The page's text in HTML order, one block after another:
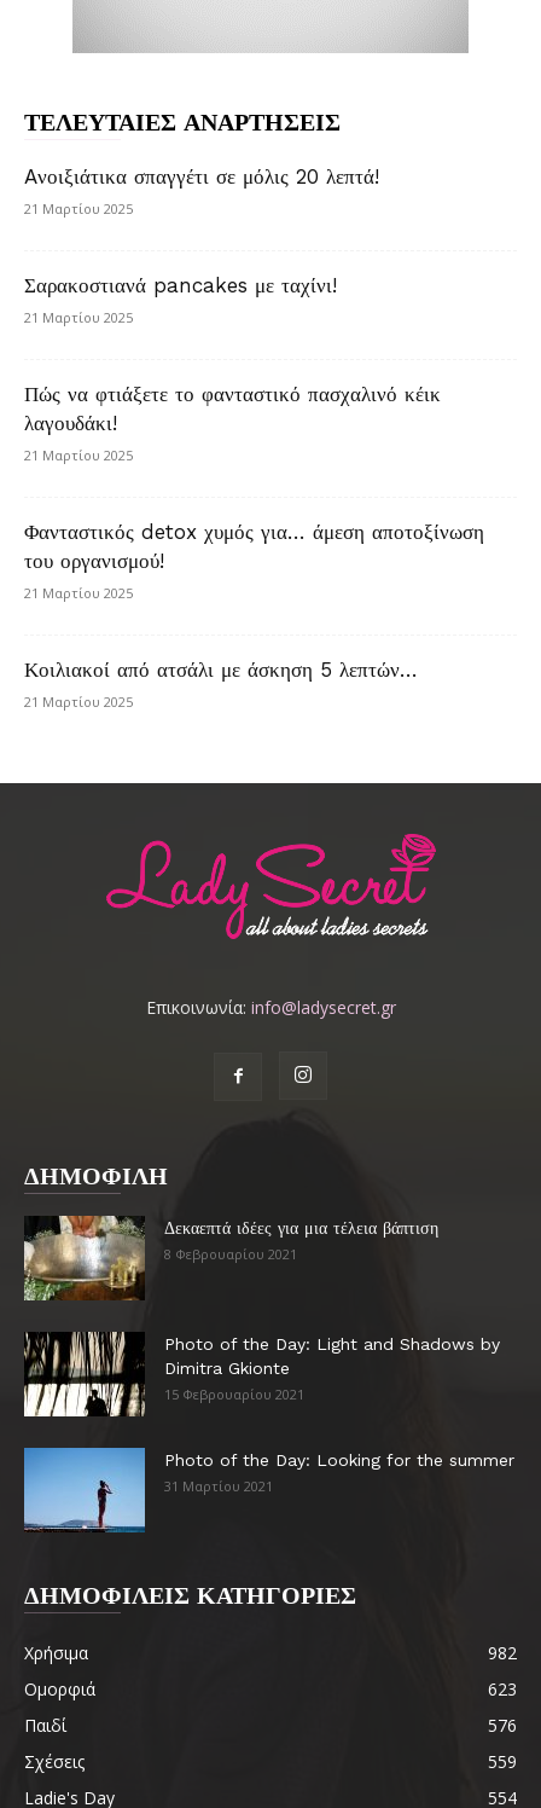
ΤΕΛΕΥΤΑΙΕΣ ΑΝΑΡΤΗΣΕΙΣ
Aνοιξιάτικα σπαγγέτι σε μόλις 20 λεπτά!
21 Μαρτίου 2025
Σαρακοστιανά pancakes με ταχίνι!
21 Μαρτίου 2025
Πώς να φτιάξετε το φανταστικό πασχαλινό κέικ
λαγουδάκι!
21 Μαρτίου 2025
Φανταστικός detox χυμός για… άμεση αποτοξίνωση
του οργανισμού!
21 Μαρτίου 2025
Κοιλιακοί από ατσάλι με άσκηση 5 λεπτών…
21 Μαρτίου 2025
Επικοινωνία: info@ladysecret.gr
ΔΗΜΟΦΙΛΗ
Δεκαεπτά ιδέες για μια τέλεια βάπτιση
8 Φεβρουαρίου 2021
Photo of the Day: Light and Shadows by
Dimitra Gkionte
15 Φεβρουαρίου 2021
Photo of the Day: Looking for the summer
31 Μαρτίου 2021
ΔΗΜΟΦΙΛΕΙΣ ΚΑΤΗΓΟΡΙΕΣ
Χρήσιμα
982
Ομορφιά
623
Παιδί
576
Σχέσεις
559
Ladie's Day
554